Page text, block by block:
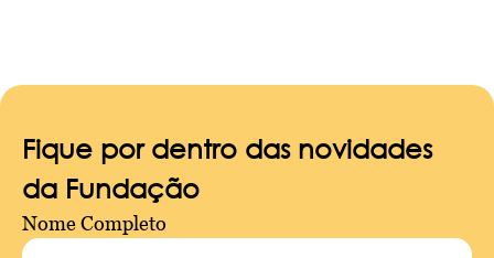
Fique por dentro das novidades
da Fundação
Nome Completo